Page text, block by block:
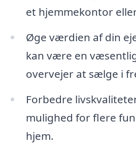
et hjemmekontor
Øge værdien af din
kan være en
overvejer at sælge i
Forbedre
mulighed for flere
hjem.